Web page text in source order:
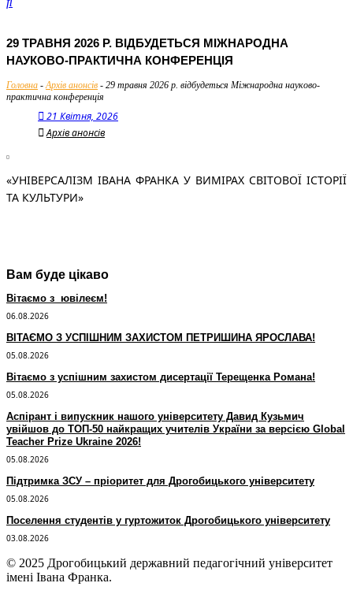
29 ТРАВНЯ 2026 Р. ВІДБУДЕТЬСЯ МІЖНАРОДНА
НАУКОВО-ПРАКТИЧНА КОНФЕРЕНЦІЯ
Головна -Архів анонсів - 29 травня 2026 р. відбудеться Міжнародна науково-
практична конференція
21 Квітня, 2026
Архів анонсів
«УНІВЕРСАЛІЗМ ІВАНА ФРАНКА У ВИМІРАХ СВІТОВОЇ ІСТОРІЇ
ТА КУЛЬТУРИ»
Вам буде цікаво
Вітаємо з ювілеєм!
06.08.2026
ВІТАЄМО З УСПІШНИМ ЗАХИСТОМ ПЕТРИШИНА ЯРОСЛАВА!
05.08.2026
Вітаємо з успішним захистом дисертації Терещенка Романа!
05.08.2026
Аспірант і випускник нашого університету Давид Кузьмич
увійшов до ТОП-50 найкращих учителів України за версією Global
Teacher Prize Ukraine 2026!
05.08.2026
Підтримка ЗСУ – пріоритет для Дрогобицького університету
05.08.2026
Поселення студентів у гуртожиток Дрогобицького університету
03.08.2026
© 2025 Дрогобицький державний педагогічний університет
імені Івана Франка.